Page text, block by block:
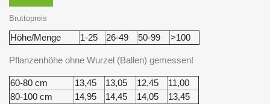
Bruttopreis
Höhe/Menge 1-25 26-49 50-99 >100
Pflanzenhöhe ohne Wurzel (Ballen) gemessen!
60-80 cm 13,45 13,05 12,45
11,00
80-100 cm
14,95 14,45 14,05
13,45